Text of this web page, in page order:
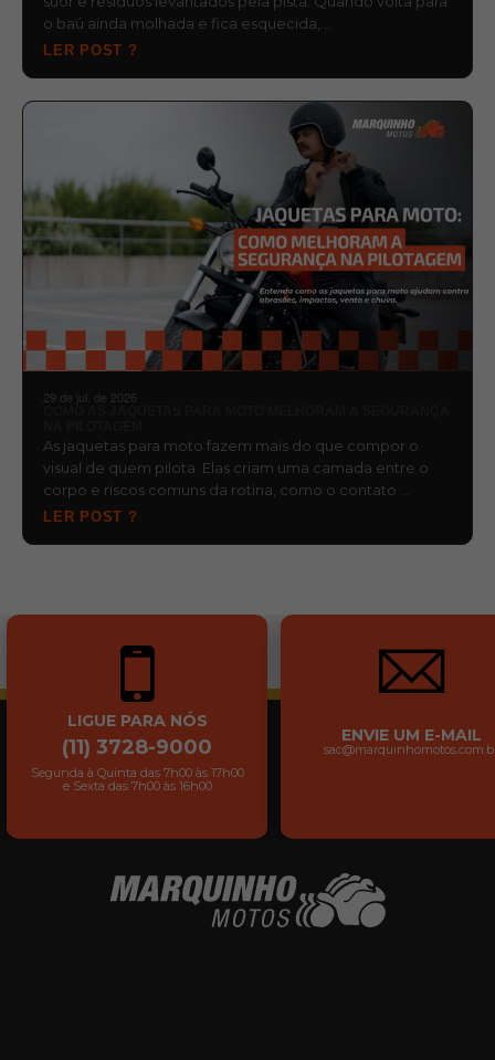
o baú ainda molhada e fica esquecida,…
LER POST ?
29 de jul. de 2026
As jaquetas para moto fazem mais do que compor o
visual de quem pilota. Elas criam uma camada entre o
corpo e riscos comuns da rotina, como o contato …
LER POST ?
LIGUE PARA NÓS
(11) 3728-9000
Segunda à Quinta das 7h00 às 17h00
e Sexta das 7h00 às 16h00
ENVIE UM E-MAIL